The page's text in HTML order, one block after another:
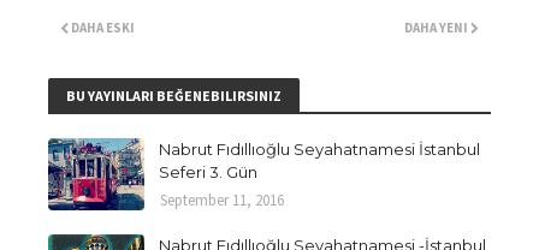
DAHA YENI
DAHA ESKI
BU YAYINLARI BEĞENEBILIRSINIZ
Nabrut Fıdıllıoğlu Seyahatnamesi İstanbul
Seferi 3. Gün
September 11, 2016
Nabrut Fıdıllıoğlu Seyahatnamesi -İstanbul